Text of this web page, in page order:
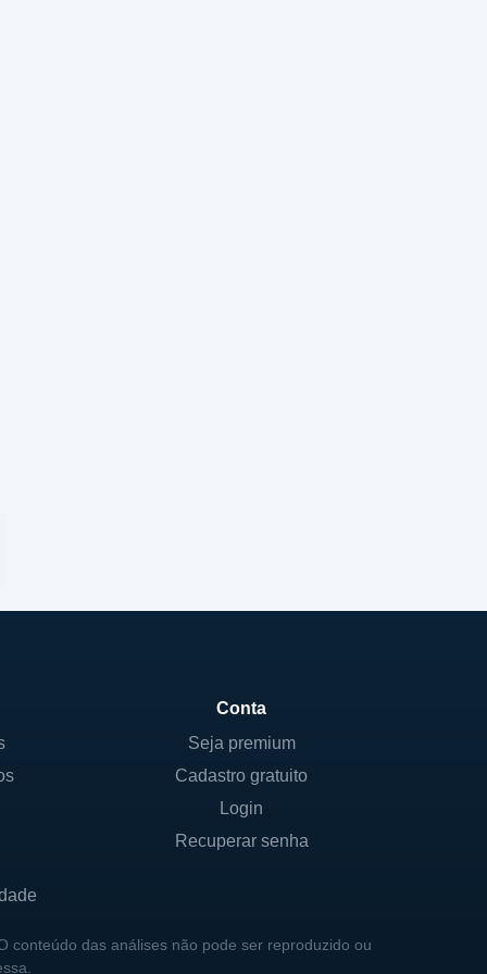
Conta
Seja premium
Cadastro gratuito
Login
Recuperar senha
conteúdo das análises não pode ser reproduzido ou